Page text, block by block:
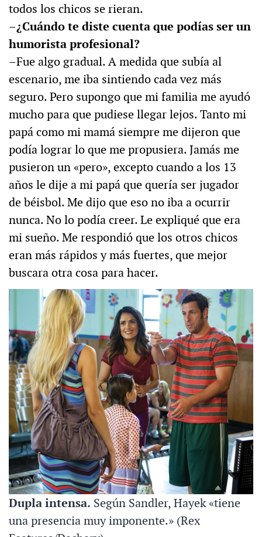
todos los chicos se rieran.
–¿Cuándo te diste cuenta que podías ser un
humorista profesional?
–Fue algo gradual. A medida que subía al
escenario, me iba sintiendo cada vez más
seguro. Pero supongo que mi familia me ayudó
mucho para que pudiese llegar lejos. Tanto mi
papá como mi mamá siempre me dijeron que
podía lograr lo que me propusiera. Jamás me
pusieron un «pero», excepto cuando a los 13
años le dije a mi papá que quería ser jugador
de béisbol. Me dijo que eso no iba a ocurrir
nunca. No lo podía creer. Le expliqué que era
mi sueño. Me respondió que los otros chicos
eran más rápidos y más fuertes, que mejor
buscara otra cosa para hacer.
Dupla intensa. Según Sandler, Hayek «tiene
una presencia muy imponente.» (Rex